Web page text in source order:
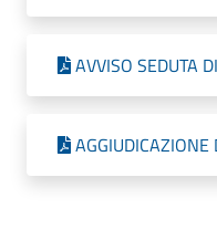
AVVISO SEDUTA
AGGIUDICAZIONE